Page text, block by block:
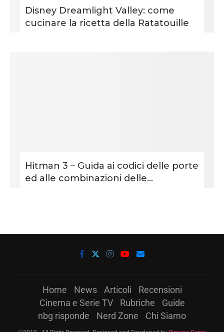
Disney Dreamlight Valley: come
cucinare la ricetta della Ratatouille
Hitman 3 – Guida ai codici delle porte
ed alle combinazioni delle...
Home News Articoli
Recensioni
Cinema e Serie TV
Rubriche
Guide
nbg risponde
Nerd Zone Chi Siamo